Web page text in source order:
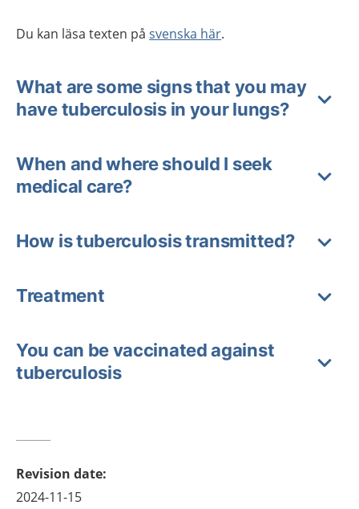
Du kan läsa texten på svenska här.
What are some signs that you may
have tuberculosis in your lungs?
When and where should I seek
medical care?
How is tuberculosis transmitted?
Treatment
You can be vaccinated against
tuberculosis
Revision date:
2024-11-15